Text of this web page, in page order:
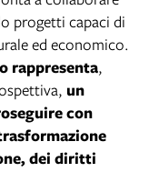
progetti capaci di
ed economico.
rappresenta,
un
con
dei diritti